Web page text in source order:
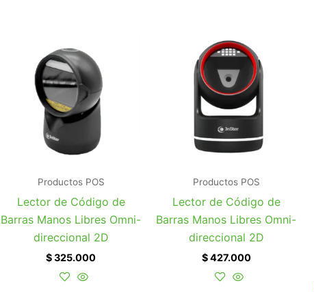
Productos POS
Lector de Código de
Barras Manos Libres Omni-
direccional 2D
$325.000
Productos POS
Lector de Código de
Barras Manos Libres Omni-
direccional 2D
$427.000